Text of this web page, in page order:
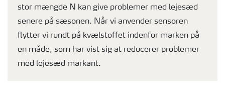
stor mængde N kan give problemer med lejesæd
senere på sæsonen. Når vi anvender sensoren
flytter vi rundt på kvælstoffet indenfor marken på
en måde, som har vist sig at reducerer problemer
med lejesæd markant.